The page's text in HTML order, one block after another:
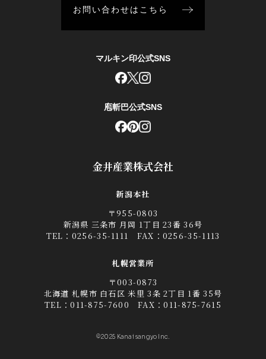
金井産業株式会社
新潟本社
〒955-0803
新潟県 三条市 月岡 1丁目 23番 36号
TEL： 0256-35-1111 FAX：0256-35-1113
札幌営業所
〒003-0873
北海道 札幌市 白石区 米里 3条 2丁目 1番 35号
TEL：011-875-7600 FAX：011-875-7615
©2025 Kanai sangyo Inc.
お問い合わせはこちら
マルキン印公式SNS
庖斬巴公式SNS